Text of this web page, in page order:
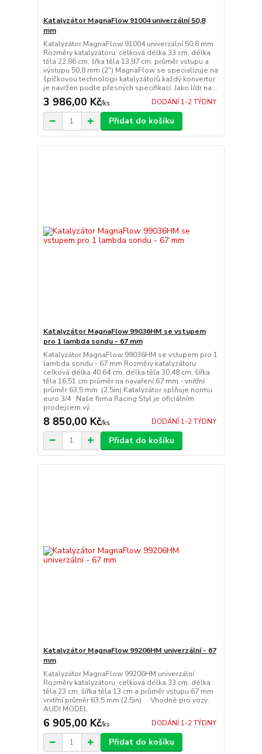
Katalyzátor MagnaFlow 91004 univerzální 50,8
mm
Katalyzátor MagnaFlow 91004 univerzální 50,8 mm
Rozměry katalyzátoru: celková délka 33 cm, délka
těla 22,86 cm, šřka těla 13,97 cm, průměr vstupu a
výstupu 50,8 mm (2") MagnaFlow se specializuje na
špičkovou technologii katalyzátorů každý konvertor
je navržen podle přesných specifikací. Jako lídr na...
3 986,00 Kč/ks DODÁNÍ 1-2 TÝDNY
Přidat do košíku
Katalyzátor MagnaFlow 99036HM se vstupem
pro 1 lambda sondu - 67 mm
Katalyzátor MagnaFlow 99036HM se vstupem pro 1
lambda sondu - 67 mm Rozměry katalyzátoru:
celková délka 40,64 cm, délka těla 30,48 cm, šířka
těla 16,51 cm průměr na navaření 67 mm - vnitřní
průměr 63,5 mm (2,5in) Katalyzátor splňuje normu
euro 3/4 Naše firma Racing Styl je oficiálním
prodejcem vý...
8 850,00 Kč/ks DODÁNÍ 1-2 TÝDNY
Přidat do košíku
Katalyzátor MagnaFlow 99206HM univerzální - 67
mm
Katalyzátor MagnaFlow 99206HM univerzální
Rozměry katalyzátoru: celková délka 33 cm, délka
těla 23 cm, šířka těla 13 cm a průměr vstupu 67 mm
vnitřní průměr 63,5 mm (2,5in) Vhodné pro vozy:
AUDI MODEL
6 905,00 Kč/ks DODÁNÍ 1-2 TÝDNY
Přidat do košíku